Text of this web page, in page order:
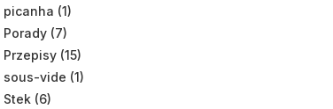
picanha (1)
Porady (7)
Przepisy (15)
sous-vide (1)
Stek (6)